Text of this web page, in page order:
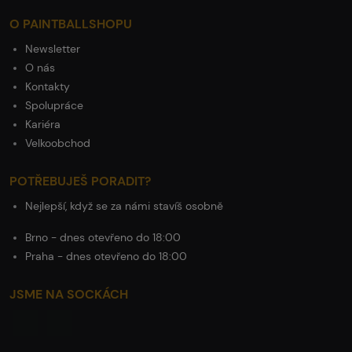
O PAINTBALLSHOPU
Newsletter
O nás
Kontakty
Spolupráce
Kariéra
Velkoobchod
POTŘEBUJEŠ PORADIT?
Nejlepší, když se za námi stavíš osobně
Brno - dnes otevřeno do 18:00
Praha - dnes otevřeno do 18:00
JSME NA SOCKÁCH